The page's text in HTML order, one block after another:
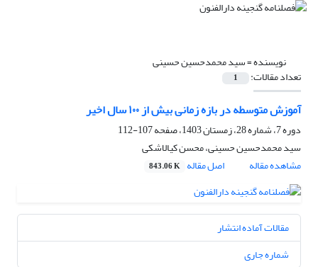
نویسنده =سید محمدحسین حسینی
تعداد مقالات: 1
آموزش متوسطه در بازه زمانی بیش از ۱٠٠ سال اخیر
دوره 7، شماره 28، زمستان 1403، صفحه
107-112
سید محمدحسین حسینی، محسن کیالاشکی
مشاهده مقاله
اصل مقاله 843.06 K
مقالات آماده انتشار
شماره جاری